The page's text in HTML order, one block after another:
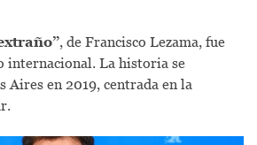
, de Francisco Lezama, fue
internacional. La historia se
Aires en 2019, centrada en la